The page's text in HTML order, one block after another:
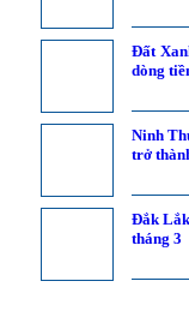
Đất
dòng
Ninh
trở
Đắk
tháng 3